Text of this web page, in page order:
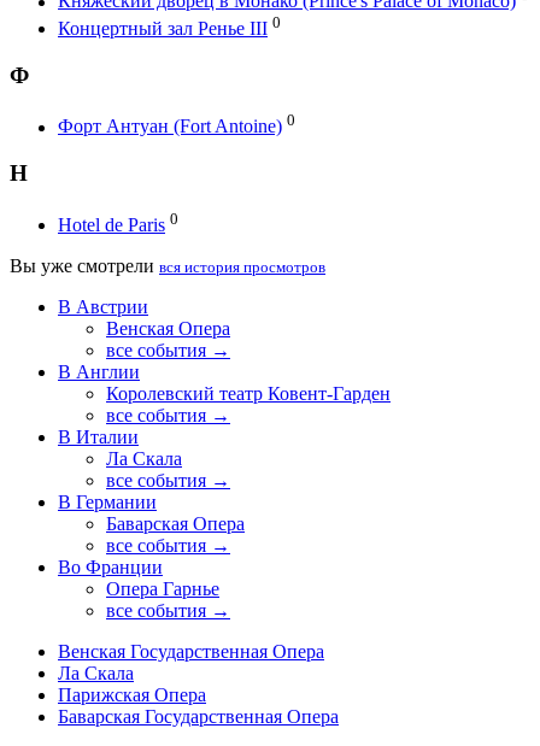
Концертный зал Ренье III 0
Ф
Форт Антуан (Fort Antoine) 0
H
Hotel de Paris 0
Вы уже смотрели вся история просмотров
В Австрии
Венская Опера
все события →
В Англии
Королевский театр Ковент-Гарден
все события →
В Италии
Ла Скала
все события →
В Германии
Баварская Опера
все события →
Во Франции
Опера Гарнье
все события →
Венская Государственная Опера
Ла Скала
Парижская Опера
Баварская Государственная Опера